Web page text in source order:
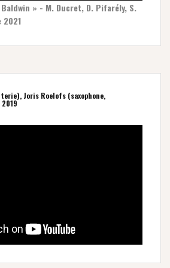
» - M. Ducret, D. Pifarély, S.
2021
Joris Roelofs (saxophone,